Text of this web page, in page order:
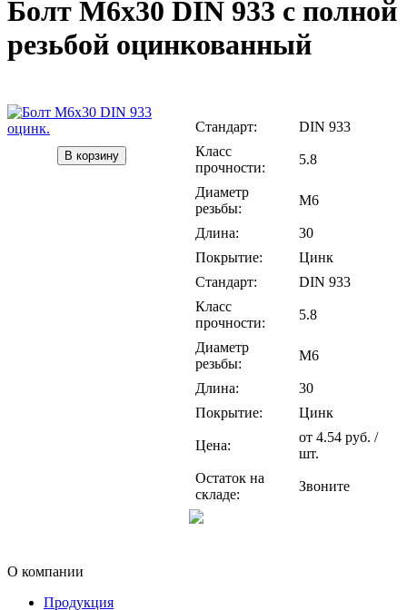
Болт М6х30 DIN 933 с полной
резьбой оцинкованный
В корзину
Стандарт:
DIN 933
Класс
прочности:
5.8
Диаметр
резьбы:
М6
Длина:
30
Покрытие:
Цинк
Стандарт:
DIN 933
Класс
прочности:
5.8
Диаметр
резьбы:
М6
Длина:
30
Покрытие:
Цинк
Цена:
от 4.54 руб. /
шт.
Остаток на
складе:
Звоните
О компании
Продукция